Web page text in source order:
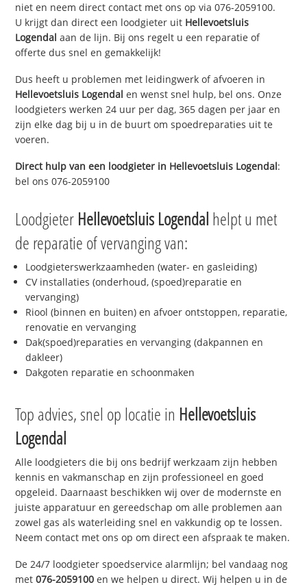
niet en neem direct contact met ons op via 076-2059100.
U krijgt dan direct een loodgieter uit Hellevoetsluis
Logendal aan de lijn. Bij ons regelt u een reparatie of
offerte dus snel en gemakkelijk!
Dus heeft u problemen met leidingwerk of afvoeren in
Hellevoetsluis Logendal en wenst snel hulp, bel ons. Onze
loodgieters werken 24 uur per dag, 365 dagen per jaar en
zijn elke dag bij u in de buurt om spoedreparaties uit te
voeren.
Direct hulp van een loodgieter in Hellevoetsluis Logendal:
bel ons 076-2059100
Loodgieter Hellevoetsluis Logendal helpt u met
de reparatie of vervanging van:
Loodgieterswerkzaamheden (water- en gasleiding)
CV installaties (onderhoud, (spoed)reparatie en
vervanging)
Riool (binnen en buiten) en afvoer ontstoppen, reparatie,
renovatie en vervanging
Dak(spoed)reparaties en vervanging (dakpannen en
dakleer)
Dakgoten reparatie en schoonmaken
Top advies, snel op locatie in Hellevoetsluis
Logendal
Alle loodgieters die bij ons bedrijf werkzaam zijn hebben
kennis en vakmanschap en zijn professioneel en goed
opgeleid. Daarnaast beschikken wij over de modernste en
juiste apparatuur en gereedschap om alle problemen aan
zowel gas als waterleiding snel en vakkundig op te lossen.
Neem contact met ons op om direct een afspraak te maken.
De 24/7 loodgieter spoedservice alarmlijn; bel vandaag nog
met076-2059100 en we helpen u direct. Wij helpen u in de